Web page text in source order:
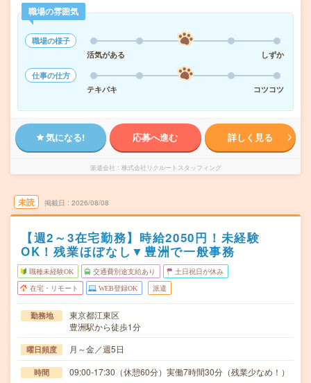
職場の雰囲気
職場の様子
活気がある
しずか
仕事の仕方
テキパキ
コツコツ
気になる! 応募へ進む 詳しく見る
派遣会社 株式会社リクルートスタッフィング
未読 掲載日 2026/08/08
【週2～3在宅勤務】時給2050円！未経験
OK！残業ほぼなし▼豊洲で一般事務
職種未経験OK 交通費別途支給あり 土日祝日が休み
在宅・リモート WEB登録OK 派遣
勤務地
東京都江東区
豊洲駅から徒歩1分
曜日頻度 月～金／週5日
時間 09:00-17:30（休憩60分）実働7時間30分（残業少なめ！）